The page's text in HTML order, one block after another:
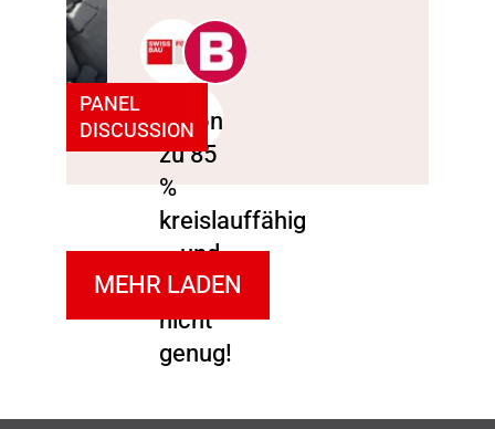
PANEL
DISCUSSION
MEHR LADEN